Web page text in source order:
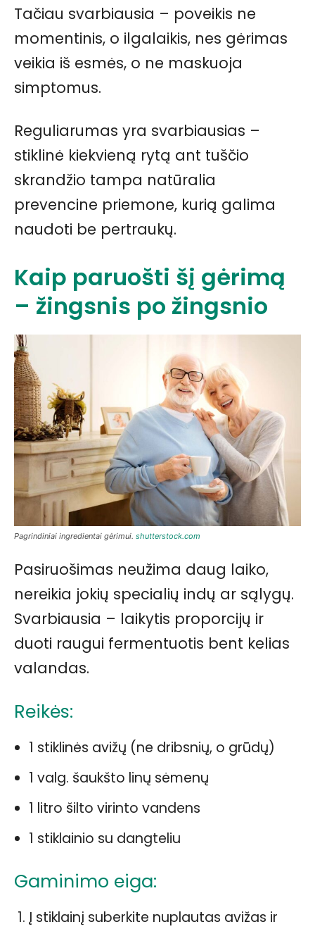
Tačiau svarbiausia – poveikis ne
momentinis, o ilgalaikis, nes gėrimas
veikia iš esmės, o ne maskuoja
simptomus.
Reguliarumas yra svarbiausias –
stiklinė kiekvieną rytą ant tuščio
skrandžio tampa natūralia
prevencine priemone, kurią galima
naudoti be pertraukų.
Kaip paruošti šį gėrimą
– žingsnis po žingsnio
Pagrindiniai ingredientai gėrimui. shutterstock.com
Pasiruošimas neužima daug laiko,
nereikia jokių specialių indų ar sąlygų.
Svarbiausia – laikytis proporcijų ir
duoti raugui fermentuotis bent kelias
valandas.
Reikės:
1 stiklinės avižų (ne dribsnių, o grūdų)
1 valg. šaukšto linų sėmenų
1 litro šilto virinto vandens
1 stiklainio su dangteliu
Gaminimo eiga:
Į stiklainį suberkite nuplautas avižas ir